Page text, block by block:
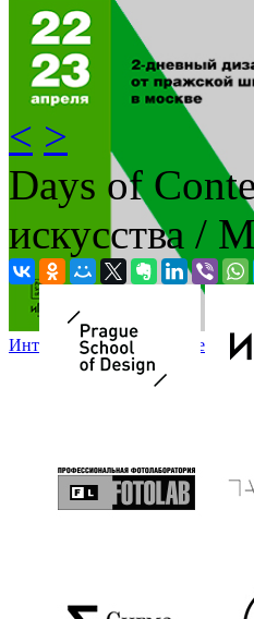
Интенсив по личному
< >
Days of
искусства /